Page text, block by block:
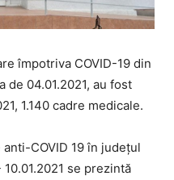
împotriva COVID-19 din
de 04.01.2021, au fost
1.140 cadre medicale.
COVID 19 în judeţul
se prezintă